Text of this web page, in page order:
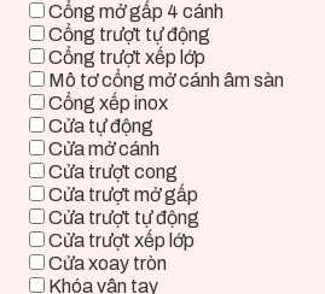
Cổng mở gấp 4 cánh
Cổng trượt tự động
Cổng trượt xếp lớp
Mô tơ cổng mở cánh âm sàn
Cổng xếp inox
Cửa tự động
Cửa mở cánh
Cửa trượt cong
Cửa trượt mở gấp
Cửa trượt tự động
Cửa trượt xếp lớp
Cửa xoay tròn
Khóa vân tay